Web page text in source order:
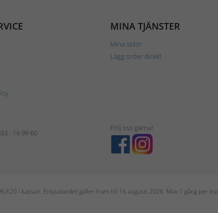
MINA TJÄNSTER
Mina sidor
Lägg order direkt
- 16 99 60
Följ oss gärna!
i kassan. Erbjudandet gäller fram till 16 augusti 2026. Max 1 gång per